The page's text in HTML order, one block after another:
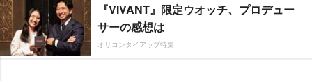
『VIVANT』限定ウオッチ、プロデュー
サーの感想は
オリコンタイアップ特集